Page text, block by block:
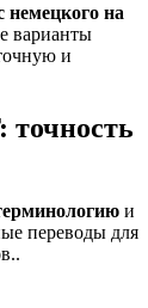
немецкого на
варианты
и
и
переводы для